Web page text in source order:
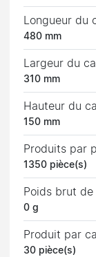
Longueur du
480 mm
Largeur du
310 mm
Hauteur du
150 mm
Produits par
1350 pièce(s)
Poids brut
0 g
Produit par
30 pièce(s)